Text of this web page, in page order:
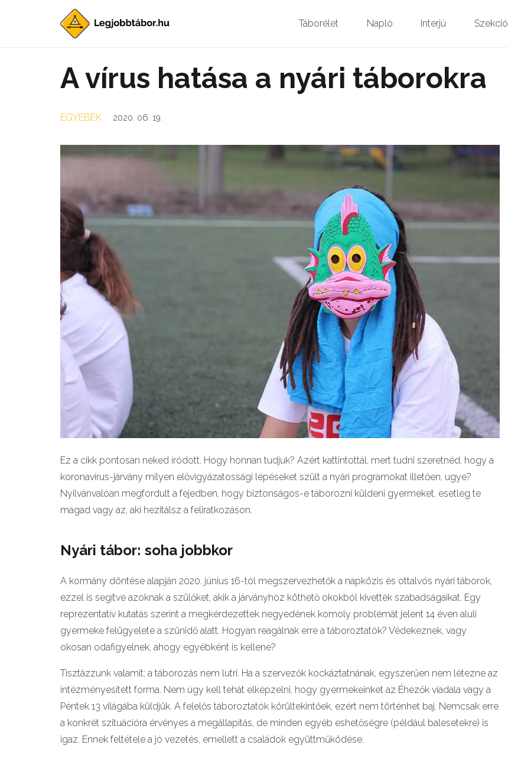
Táborélet Napló Interjú Szekció
A vírus hatása a nyári táborokra
EGYEBEK 2020. 06. 19.
Ez a cikk pontosan neked íródott. Hogy honnan tudjuk? Azért kattintottál, mert tudni szeretnéd, hogy a
koronavírus-járvány milyen elővigyázatossági lépéseket szült a nyári programokat illetően, ugye?
Nyilvánvalóan megfordult a fejedben, hogy biztonságos-e táborozni küldeni gyermeket, esetleg te
magad vagy az, aki hezitálsz a feliratkozáson.
Nyári tábor: soha jobbkor
A kormány döntése alapján 2020. június 16-tól megszervezhetők a napközis és ottalvós nyári táborok,
ezzel is segítve azoknak a szülőket, akik a járványhoz köthető okokból kivették szabadságaikat. Egy
reprezentatív kutatás szerint a megkérdezettek negyedének komoly problémát jelent 14 éven aluli
gyermeke felügyelete a szünidő alatt. Hogyan reagálnak erre a táboroztatók? Védekeznek, vagy
okosan odafigyelnek, ahogy egyébként is kellene?
Tisztázzunk valamit: a táborozás nem lutri. Ha a szervezők kockáztatnának, egyszerűen nem létezne az
intézményesített forma. Nem úgy kell tehát elképzelni, hogy gyermekeinket az Éhezők viadala vagy a
Péntek 13 világába küldjük. A felelős táboroztatók körültekintőek, ezért nem történhet baj. Nemcsak erre
a konkrét szituációra érvényes a megállapítás, de minden egyéb eshetőségre (például balesetekre) is
igaz. Ennek feltétele a jó vezetés, emellett a családok együttműködése.